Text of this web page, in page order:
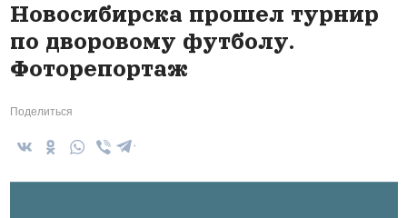
Новосибирска прошел турнир
по дворовому футболу.
Фоторепортаж
Поделиться